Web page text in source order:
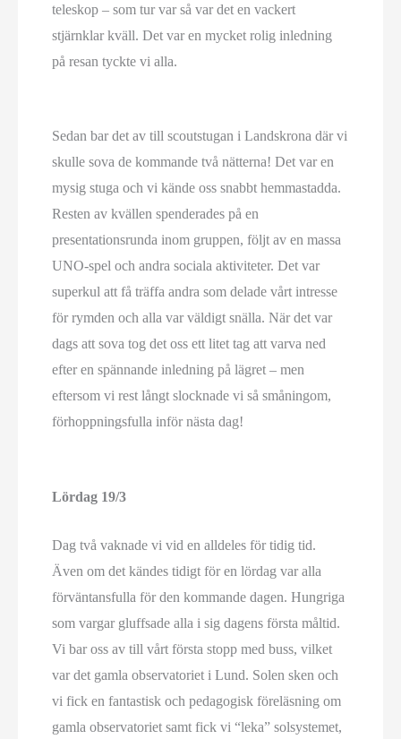
teleskop – som tur var så var det en vackert
stjärnklar kväll. Det var en mycket rolig inledning
på resan tyckte vi alla.
Sedan bar det av till scoutstugan i Landskrona där vi
skulle sova de kommande två nätterna! Det var en
mysig stuga och vi kände oss snabbt hemmastadda.
Resten av kvällen spenderades på en
presentationsrunda inom gruppen, följt av en massa
UNO-spel och andra sociala aktiviteter. Det var
superkul att få träffa andra som delade vårt intresse
för rymden och alla var väldigt snälla. När det var
dags att sova tog det oss ett litet tag att varva ned
efter en spännande inledning på lägret – men
eftersom vi rest långt slocknade vi så småningom,
förhoppningsfulla inför nästa dag!
Lördag 19/3
Dag två vaknade vi vid en alldeles för tidig tid.
Även om det kändes tidigt för en lördag var alla
förväntansfulla för den kommande dagen. Hungriga
som vargar gluffsade alla i sig dagens första måltid.
Vi bar oss av till vårt första stopp med buss, vilket
var det gamla observatoriet i Lund. Solen sken och
vi fick en fantastisk och pedagogisk föreläsning om
gamla observatoriet samt fick vi “leka” solsystemet,